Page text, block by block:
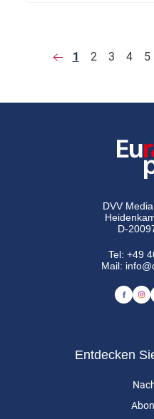
1 2 3 4 5
DVV
D-
Tel:+49
Mail:
Entdecken